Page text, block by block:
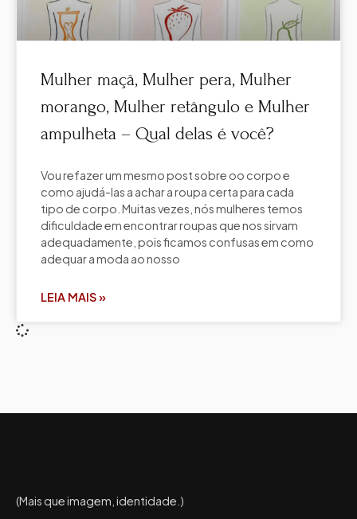
Mulher maçã, Mulher pera, Mulher
morango, Mulher retângulo e Mulher
ampulheta – Qual delas é você?
Vou refazer um mesmo post sobre oo corpo e
como ajudá-las a achar a roupa certa para cada
tipo de corpo. Muitas vezes, nós mulheres temos
dificuldade em encontrar roupas que nos sirvam
adequadamente, pois ficamos confusas em como
adequar a moda ao nosso
LEIA MAIS »
(Mais que imagem, identidade.)